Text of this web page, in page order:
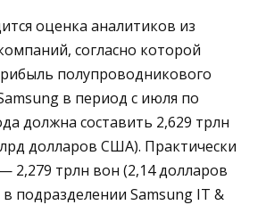
оценка аналитиков из
согласно которой
полупроводникового
в период с июля по
должна составить 2,629 трлн
долларов США). Практически
2,279 трлн вон (2,14 долларов
подразделении Samsung IT &